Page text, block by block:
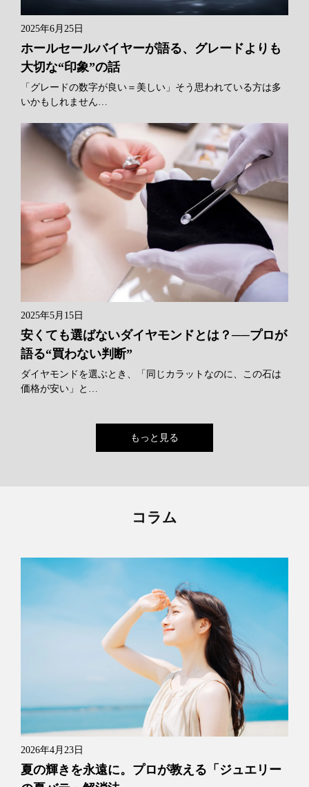
2025年6月25日
ホールセールバイヤーが語る、グレードよりも
大切な“印象”の話
「グレードの数字が良い＝美しい」そう思われている方は多
いかもしれません…
2025年5月15日
安くても選ばないダイヤモンドとは？──プロが
語る“買わない判断”
ダイヤモンドを選ぶとき、「同じカラットなのに、この石は
価格が安い」と…
もっと見る
コラム
2026年4月23日
夏の輝きを永遠に。プロが教える「ジュエリー